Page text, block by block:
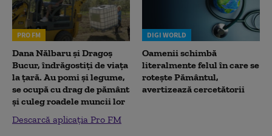
PRO FM
Dana Nălbaru și Dragoș
Bucur, îndrăgostiți de viața
la țară. Au pomi și legume,
se ocupă cu drag de pământ
și culeg roadele muncii lor
Descarcă aplicația Pro FM
DIGI WORLD
Oamenii schimbă
literalmente felul în care se
rotește Pământul,
avertizează cercetătorii